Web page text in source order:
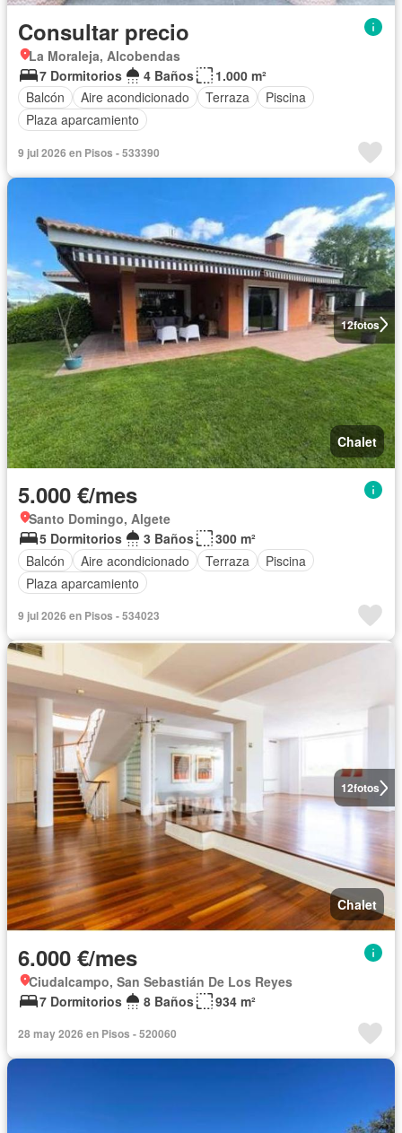
Consultar precio
La Moraleja, Alcobendas
7 Dormitorios
4 Baños
1.000 m²
Balcón
Aire acondicionado Terraza
Piscina
Plaza aparcamiento
9 jul 2026 en Pisos - 533390
12fotos
Chalet
5.000 €/mes
Santo Domingo, Algete
5 Dormitorios
3 Baños
300 m²
Balcón
Aire acondicionado Terraza
Piscina
Plaza aparcamiento
9 jul 2026 en Pisos - 534023
12fotos
Chalet
6.000 €/mes
Ciudalcampo, San Sebastián De Los Reyes
7 Dormitorios
8 Baños 934 m²
28 may 2026 en Pisos - 520060